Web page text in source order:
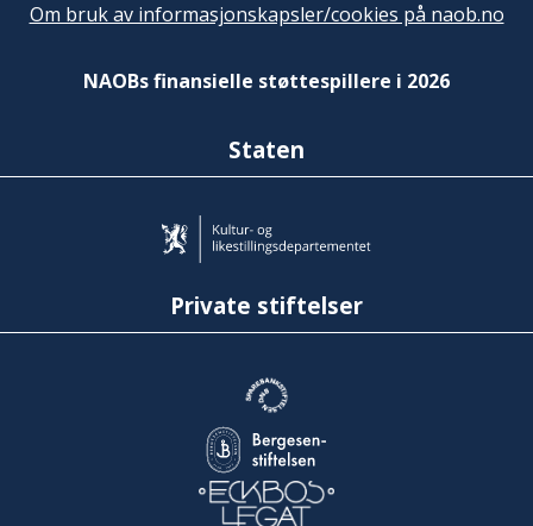
Om bruk av informasjonskapsler/cookies på naob.no
NAOBs finansielle støttespillere i 2026
Staten
Private stiftelser